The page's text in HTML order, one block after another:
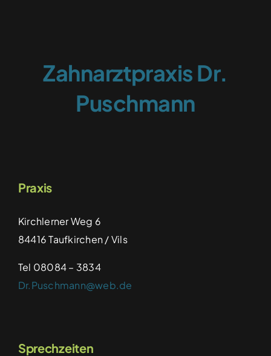
Zahnarztpraxis Dr.
Puschmann
Praxis
Kirchlerner Weg 6
84416 Taufkirchen / Vils
Tel 08084 – 3834
Dr.Puschmann@web.de
Sprechzeiten